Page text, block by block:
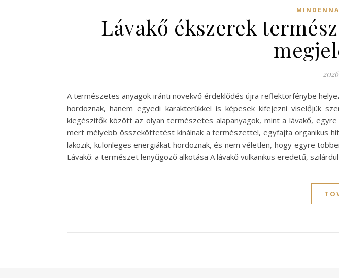
Lávakő ékszerek
A természetes anyagok iránti növekvő érdeklődés újra reflektorfénybe
hordoznak, hanem egyedi karakterükkel is képesek kifejezni viselőjük
kiegészítők között az olyan természetes alapanyagok, mint a lávakő,
mert mélyebb összeköttetést kínálnak a természettel, egyfajta organikus
lakozik, különleges energiákat hordoznak, és nem véletlen, hogy egyre
Lávakő: a természet lenyűgöző alkotása A lávakő vulkanikus eredetű,